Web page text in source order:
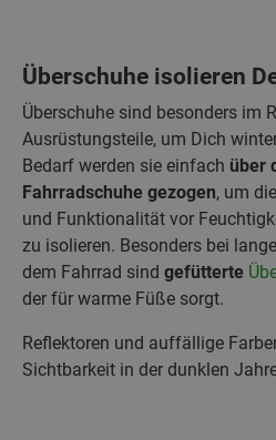
Überschuhe isolieren
Überschuhe sind besonders im
Ausrüstungsteile, um Dich
Bedarf werden sie einfach über
Fahrradschuhe gezogen, um
und Funktionalität vor
zu isolieren. Besonders bei
dem Fahrrad sind gefütterte
der für warme Füße sorgt.
Reflektoren und auffällige
Sichtbarkeit in der dunklen